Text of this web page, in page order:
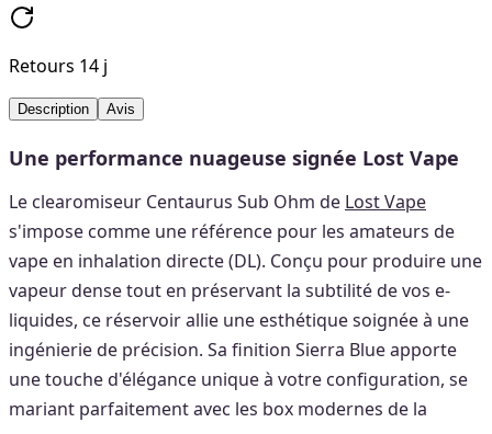
Retours 14 j
Description Avis
Une performance nuageuse signée Lost Vape
Le clearomiseur Centaurus Sub Ohm de Lost Vape
s'impose comme une référence pour les amateurs de
vape en inhalation directe (DL). Conçu pour produire une
vapeur dense tout en préservant la subtilité de vos e-
liquides, ce réservoir allie une esthétique soignée à une
ingénierie de précision. Sa finition Sierra Blue apporte
une touche d'élégance unique à votre configuration, se
mariant parfaitement avec les box modernes de la